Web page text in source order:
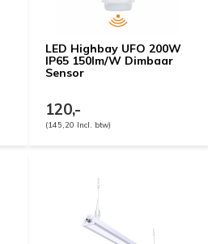
LED Highbay UFO 200W
IP65 150lm/W Dimbaar
Sensor
120,-
(145,20 Incl. btw)